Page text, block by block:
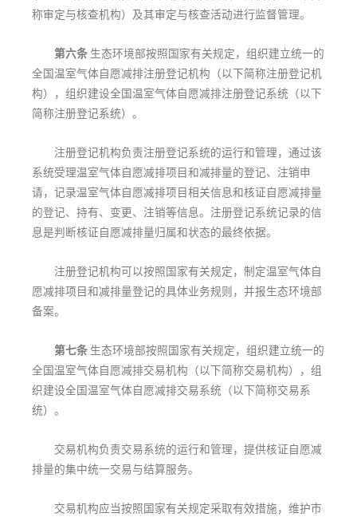
称审定与核查机构）及其审定与核查活动进行监督管理。
第六条 生态环境部按照国家有关规定，组织建立统一的
全国温室气体自愿减排注册登记机构（以下简称注册登记机
构），组织建设全国温室气体自愿减排注册登记系统（以下
简称注册登记系统）。
注册登记机构负责注册登记系统的运行和管理，通过该
系统受理温室气体自愿减排项目和减排量的登记、注销申
请，记录温室气体自愿减排项目相关信息和核证自愿减排量
的登记、持有、变更、注销等信息。注册登记系统记录的信
息是判断核证自愿减排量归属和状态的最终依据。
注册登记机构可以按照国家有关规定，制定温室气体自
愿减排项目和减排量登记的具体业务规则，并报生态环境部
备案。
第七条 生态环境部按照国家有关规定，组织建立统一的
全国温室气体自愿减排交易机构（以下简称交易机构），组
织建设全国温室气体自愿减排交易系统（以下简称交易系
统）。
交易机构负责交易系统的运行和管理，提供核证自愿减
排量的集中统一交易与结算服务。
交易机构应当按照国家有关规定采取有效措施，维护市